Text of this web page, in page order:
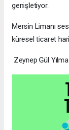
genişletiyor.
Mersin Limanı
küresel ticaret
Zeynep Gül